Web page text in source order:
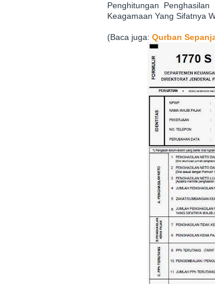
Penghitungan
Keagamaan Yang Sifatnya
(Baca juga: Qurban